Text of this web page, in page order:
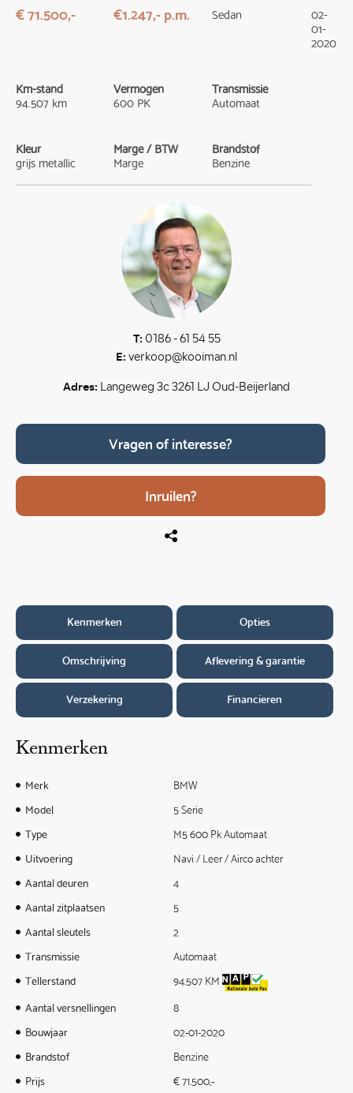
€ 71.500,- €1.247,- p.m. Sedan 02-
01-
2020
Km-stand
94.507 km
Vermogen
600 PK
Transmissie
Automaat
Kleur
grijs metallic
Marge / BTW
Marge
Brandstof
Benzine
T: 0186 - 61 54 55
E: verkoop@kooiman.nl
Adres: Langeweg 3c 3261 LJ Oud-Beijerland
Vragen of interesse?
Inruilen?
Kenmerken Opties
Omschrijving Aflevering & garantie
Verzekering Financieren
Kenmerken
Merk
BMW
Model
5 Serie
Type
M5 600 Pk Automaat
Uitvoering
Navi / Leer / Airco achter
Aantal deuren
4
Aantal zitplaatsen
5
Aantal sleutels
2
Transmissie
Automaat
Tellerstand
94.507 KM
Aantal versnellingen
8
Bouwjaar
02-01-2020
Brandstof
Benzine
Prijs
€ 71.500,-